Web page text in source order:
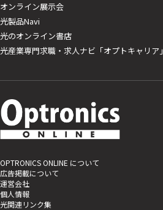
オンライン展示会
光製品Navi
光のオンライン書店
光産業専門求職・求人ナビ「オプトキャリア」
OPTRONICS ONLINE について
広告掲載について
運営会社
個人情報
光関連リンク集